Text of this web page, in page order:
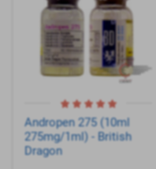
Andropen 275 (10ml
275mg/1ml) - British
Dragon